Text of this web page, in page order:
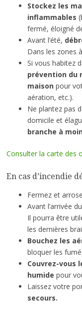
Stockez les
inflammables
fermé, éloigné
Avant l’été,
Dans les zones
Si vous habitez
prévention du
maisonpour
aération, etc.).
Ne plantez pas
domicile et
branche à
Consulter la carte des
En cas d’incendie
Fermez et
Avant l’arrivée
Il pourra être
les dernières
Bouchez les
bloquer les
Couvrez-vous
humide pour
Laissez votre
secours.